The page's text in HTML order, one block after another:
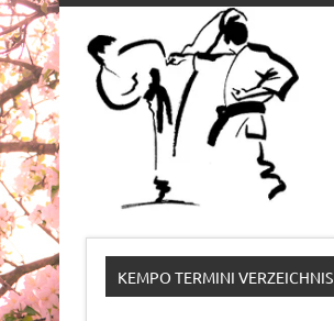
KEMPO TERMINI VERZEICHNIS